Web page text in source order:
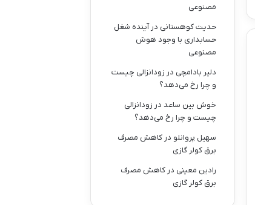
مصنوعی
حدیث کوهستانی درآینده شغل
حسابداری با وجود هوش
مصنوعی
دلیر بادامچی در زودانزالی چیست
و چرا رخ می‌دهد؟
خوش بین ساعددر زودانزالی
چیست و چرا رخ می‌دهد؟
سهیل پروانلو در کاهش مصرف
برق کولر گازی
رادین معینی در کاهش مصرف
برق کولر گازی